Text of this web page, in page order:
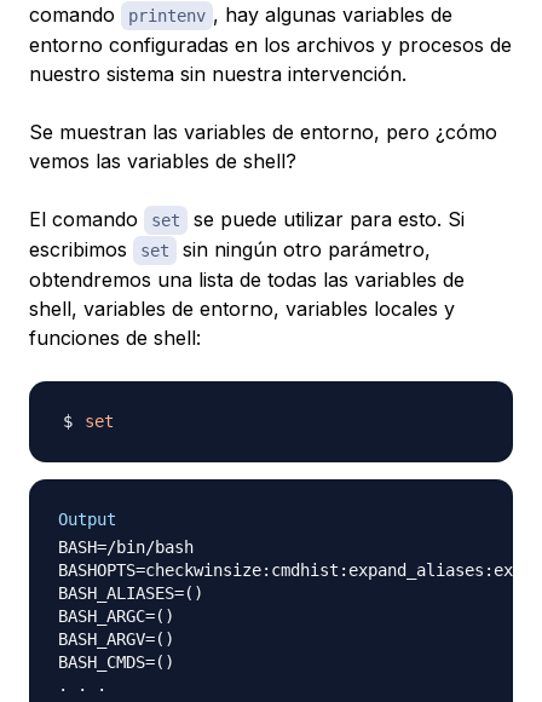
comando
printenv , hay algunas variables de
entorno configuradas en los archivos y procesos de
nuestro sistema sin nuestra intervención.
Se muestran las variables de entorno, pero ¿cómo
vemos las variables de shell?
El comando set
se puede utilizar para esto. Si
escribimos
set
sin ningún otro parámetro,
obtendremos una lista de todas las variables de
shell, variables de entorno, variables locales y
funciones de shell:
set
Output
BASH=/bin/bash
BASH_ALIASES=()
BASH_ARGC=()
BASH_ARGV=()
BASH_CMDS=()